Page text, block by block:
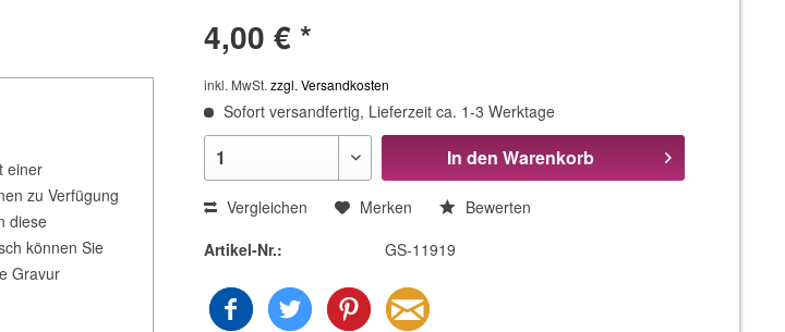
einer
zu Verfügung
diese
können Sie
Gravur
4,00 € *
inkl. MwSt.zzgl. Versandkosten
Sofort versandfertig, Lieferzeit ca. 1-3 Werktage
In den Warenkorb
Vergleichen Merken
Bewerten
Artikel-Nr.:
GS-11919